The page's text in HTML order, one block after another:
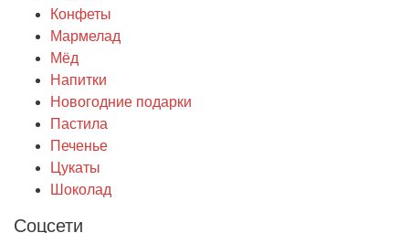
Конфеты
Мармелад
Мёд
Напитки
Новогодние подарки
Пастила
Печенье
Цукаты
Шоколад
Соцсети